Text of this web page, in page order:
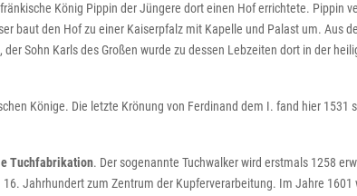
König Pippin der Jüngere dort einen Hof errichtete. Pippin
baut den Hof zu einer Kaiserpfalz mit Kapelle und Palast um. Aus
Sohn Karls des Großen wurde zu dessen Lebzeiten dort in der
Könige. Die letzte Krönung von Ferdinand dem I. fand hier 1531
Tuchfabrikation. Der sogenannte Tuchwalker wird erstmals 1258
Jahrhundert zum Zentrum der Kupferverarbeitung. Im Jahre